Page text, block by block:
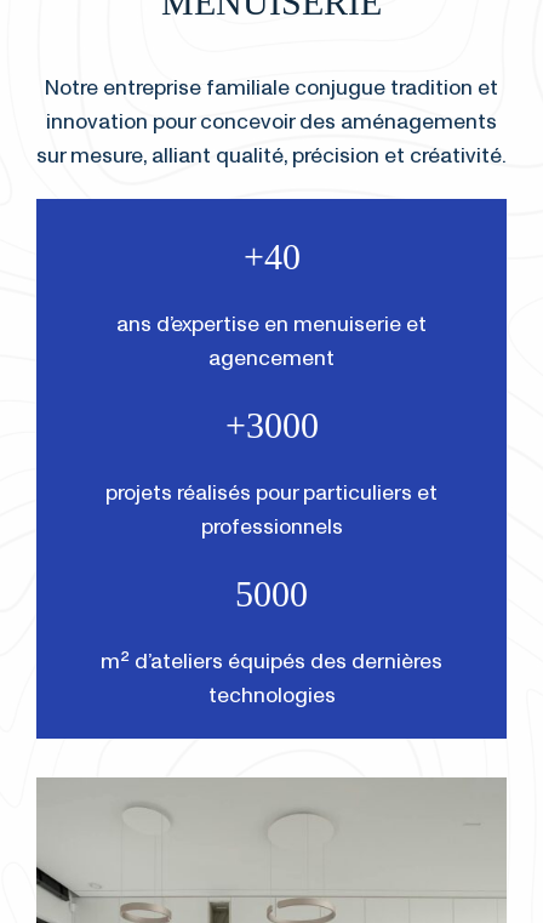
Notre entreprise familiale conjugue tradition et
innovation pour concevoir des aménagements
sur mesure, alliant qualité, précision et créativité.
+40
ans d’expertise en menuiserie et
agencement
+3000
projets réalisés pour particuliers et
professionnels
5000
m² d’ateliers équipés des dernières
technologies